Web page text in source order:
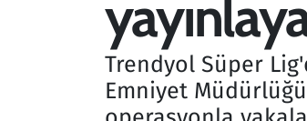
Trendyol Süper
Emniyet
Seçim 2023